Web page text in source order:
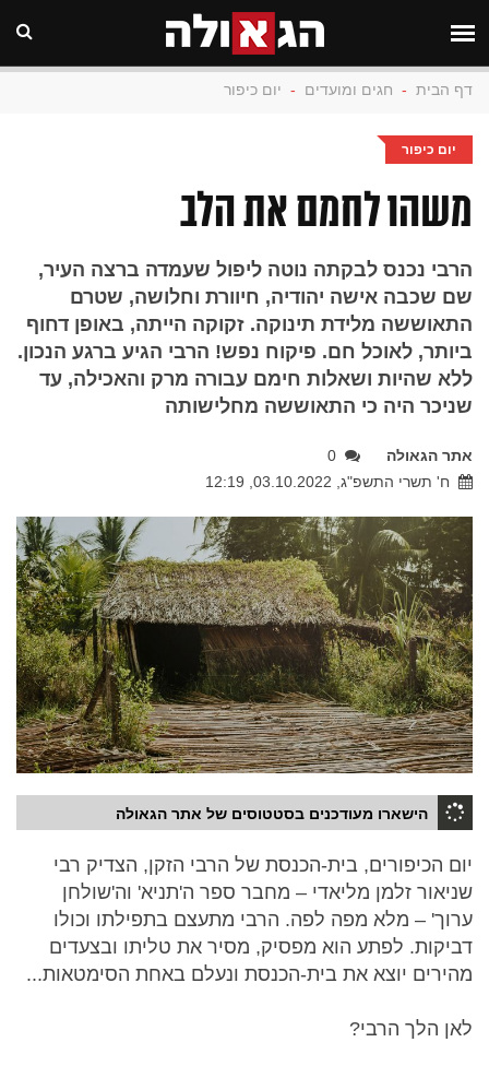
דף הבית - חגים ומועדים - יום כיפור
יום כיפור
משהו לחמם את הלב
הרבי נכנס לבקתה נוטה ליפול שעמדה ברצה העיר,
שם שכבה אישה יהודיה, חיוורת וחלושה, שטרם
התאוששה מלידת תינוקה. זקוקה הייתה, באופן דחוף
ביותר, לאוכל חם. פיקוח נפש! הרבי הגיע ברגע הנכון.
ללא שהיות ושאלות חימם עבורה מרק והאכילה, עד
שניכר היה כי התאוששה מחלישותה
אתר הגאולה
0
ח' תשרי התשפ"ג, 03.10.2022, 12:19
הישארו מעודכנים בסטטוסים של אתר הגאולה
יום הכיפורים, בית-הכנסת של הרבי הזקן, הצדיק רבי
שניאור זלמן מליאדי – מחבר ספר ה'תניא' וה'שולחן
ערוך' – מלא מפה לפה. הרבי מתעצם בתפילתו וכולו
דביקות. לפתע הוא מפסיק, מסיר את טליתו ובצעדים
מהירים יוצא את בית-הכנסת ונעלם באחת הסימטאות...
לאן הלך הרבי?